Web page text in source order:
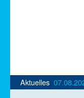
Aktuelles